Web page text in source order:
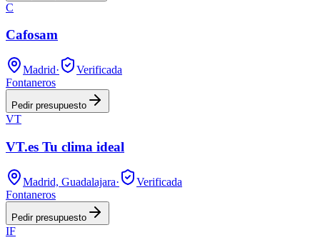
C
Cafosam
Madrid·
Verificada
Fontaneros
Pedir presupuesto
VT
VT.es Tu clima ideal
Madrid, Guadalajara·
Verificada
Fontaneros
Pedir presupuesto
IF